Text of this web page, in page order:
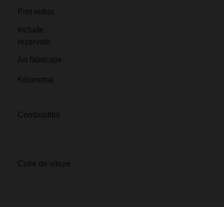
Preț redus
Include
rezervate
An fabricație
Kilometraj
Combustibil
Cutie de viteze